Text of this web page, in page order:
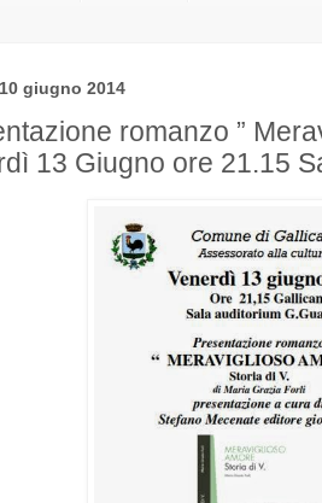
giugno 2014
romanzo ”
13 Giugno ore 21.15